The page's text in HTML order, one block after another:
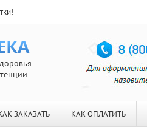
ЗАКАЗАТЬ КАК ОПЛАТИТЬ